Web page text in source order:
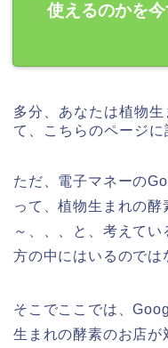
使えるのかを
多分、あなたは植物
て、こちらのページに
ただ、電子マネーの
って、植物生まれの
～、、、と、考えて
方の中にはいるのでは
そこでここでは、
生まれの酵素のお店